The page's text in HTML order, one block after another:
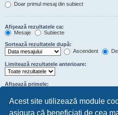
Acest site utilizează module
asigura că beneficiați de cea
Doar primul mesaj din subiect
Afişează rezultatele ca:
Mesaje
Subiecte
Sortează rezultatele după:
Ascendent
Limitează rezultatele anterioare:
Afişează primele: